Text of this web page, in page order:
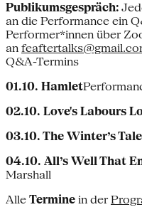
Publikumsgespräch:
an die Performance ein
Performer*innen über
an
Q&A-Termins
01.10. Hamlet
02.10. Love's Labours
03.10. The Winter’s Tale
04.10. All’s Well That
Marshall
Alle Termine in der